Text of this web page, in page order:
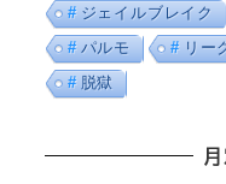
ジェイルブレイク
パルモ
リー
脱獄